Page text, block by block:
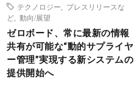
テクノロジー
プレスリリースな
ど
動向/展望
ゼロボード、常に最新の情報
共有が可能な“動的サプライヤ
ー管理”実現する新システムの
提供開始へ